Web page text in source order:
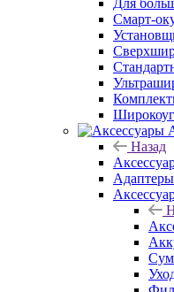
Для
Смарт-
Назад
Адаптеры